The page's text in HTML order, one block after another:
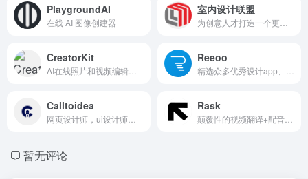
PlaygroundAI
在线 AI 图像创建器
室内设计联盟
CreatorKit Reeoo
Calltoidea Rask
暂无评论